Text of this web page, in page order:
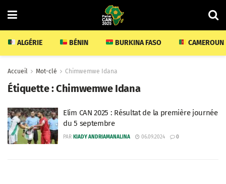
ALGÉRIE BÉNIN BURKINA FASO CAMEROUN
Accueil Mot-clé Chimwemwe Idana
Étiquette :Chimwemwe Idana
Elim CAN 2025 : Résultat de la première journée
du 5 septembre
PAR KIADY ANDRIAMANALINA 06.09.2024 0